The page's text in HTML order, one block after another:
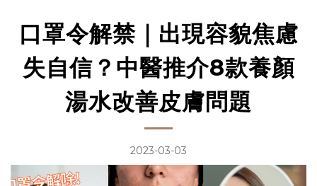
口罩令解禁｜出現容貌焦慮
失自信？中醫推介8款養顏
湯水改善皮膚問題
2023-03-03